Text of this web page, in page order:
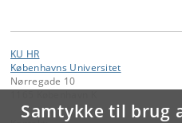
Samtykke til brug
KU HR
Københavns Universitet
Nørregade 10